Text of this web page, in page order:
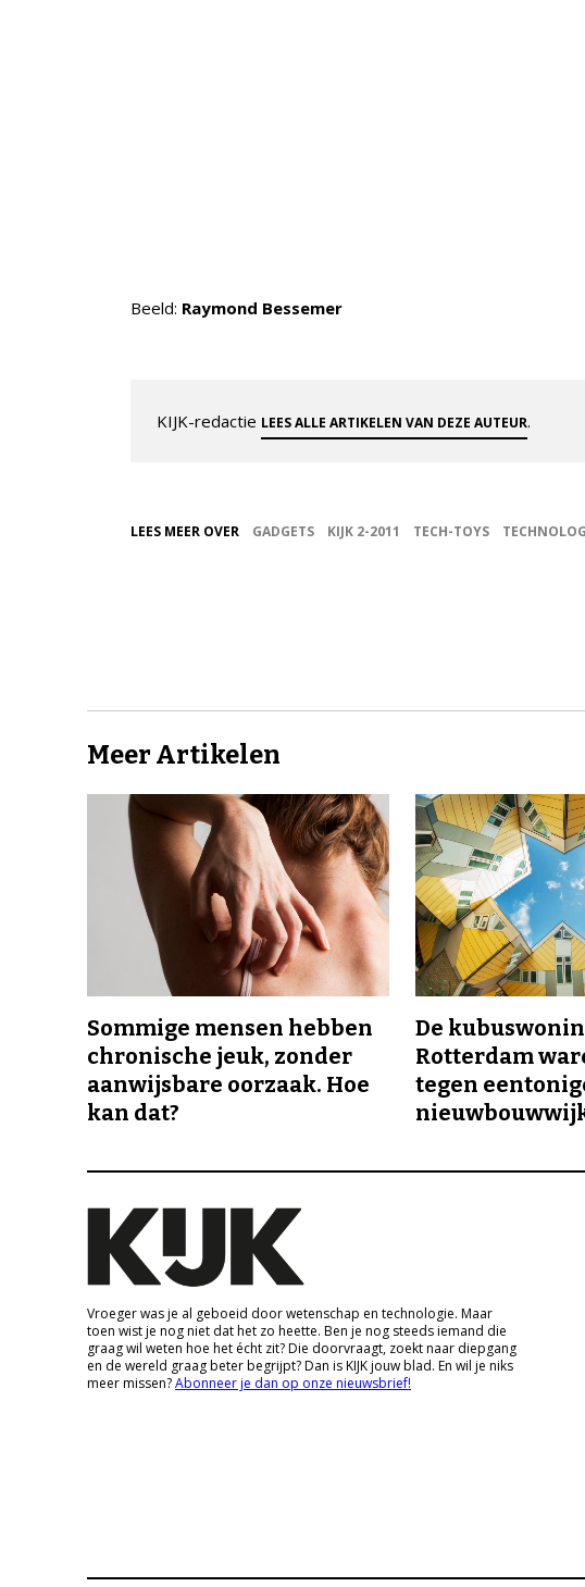
Beeld: Raymond Bessemer
KIJK-redactie LEES ALLE ARTIKELEN VAN DEZE AUTEUR.
LEES MEER OVER GADGETS KIJK 2-2011 TECH-TOYS
Meer Artikelen
Sommige mensen hebben
chronische jeuk, zonder
aanwijsbare oorzaak. Hoe
kan dat?
De
Rotterdam
tegen
Vroeger was je al geboeid door wetenschap en technologie. Maar
toen wist je nog niet dat het zo heette. Ben je nog steeds iemand die
graag wil weten hoe het écht zit? Die doorvraagt, zoekt naar diepgang
en de wereld graag beter begrijpt? Dan is KIJK jouw blad. En wil je niks
meer missen?Abonneer je dan op onze nieuwsbrief!